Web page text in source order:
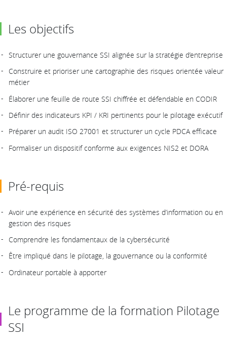
Les objectifs
Structurer une gouvernance SSI alignée sur la stratégie d’entreprise
Construire et prioriser une cartographie des risques orientée valeur
métier
Élaborer une feuille de route SSI chiffrée et défendable en CODIR
Définir des indicateurs KPI / KRI pertinents pour le pilotage exécutif
Préparer un audit ISO 27001 et structurer un cycle PDCA efficace
Formaliser un dispositif conforme aux exigences NIS2 et DORA
Pré-requis
Avoir une expérience en sécurité des systèmes d’information ou en
gestion des risques
Comprendre les fondamentaux de la cybersécurité
Être impliqué dans le pilotage, la gouvernance ou la conformité
Ordinateur portable à apporter
Le programme de la formation Pilotage
SSI